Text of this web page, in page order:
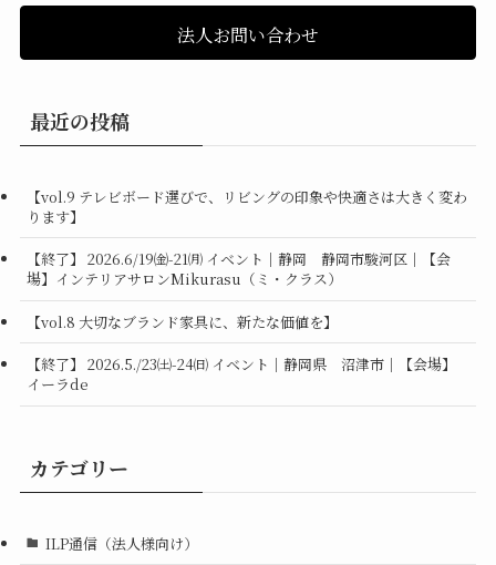
法人お問い合わせ
最近の投稿
【vol.9 テレビボード選びで、リビングの印象や快適さは大きく変わ
ります】
【終了】 2026.6/19㈮-21㈪ イベント｜静岡 静岡市駿河区｜【会
場】インテリアサロンMikurasu（ミ・クラス）
【vol.8 大切なブランド家具に、新たな価値を】
【終了】 2026.5./23㈯-24㈰ イベント｜静岡県 沼津市｜【会場】
イーラde
カテゴリー
ILP通信（法人様向け）